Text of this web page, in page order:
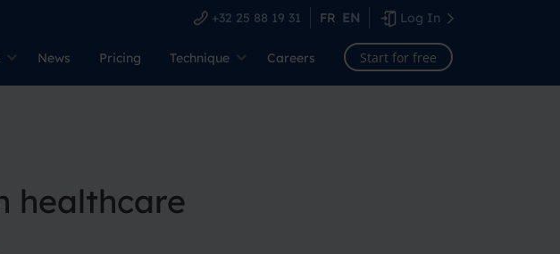
+32 25 88 19 31 FR EN Log In
News Pricing Technique Careers Start for free
healthcare